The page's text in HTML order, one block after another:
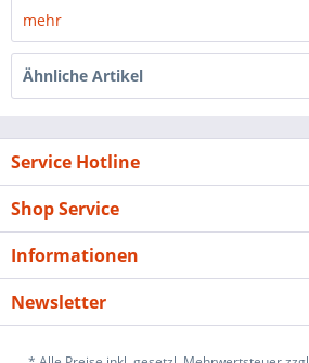
mehr
Ähnliche Artikel
Service Hotline
Shop Service
Informationen
Newsletter